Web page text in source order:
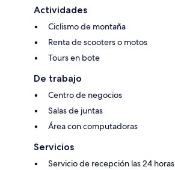
Actividades
Ciclismo de montaña
Renta de scooters o motos
Tours en bote
De trabajo
Centro de negocios
Salas de juntas
Área con computadoras
Servicios
Servicio de recepción las 24 horas